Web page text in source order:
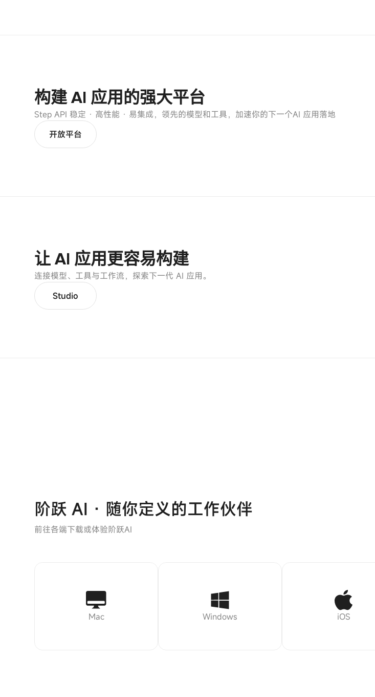
构建 AI 应用的强大平台
Step API 稳定 · 高性能 · 易集成，领先的模型和工具，加速你的下一个AI 应用落地
开放平台
让 AI 应用更容易构建
连接模型、工具与工作流，探索下一代 AI 应用。
Studio
阶跃 AI · 随你定义的工作伙伴
前往各端下载或体验阶跃AI
Mac Windows iOS